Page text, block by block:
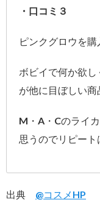
・口コミ３
ピンクグロウを購
ボビイで何か欲
が他に目ぼしい商
M・A・Cのライ
思うのでリピート
出典 @コスメHP